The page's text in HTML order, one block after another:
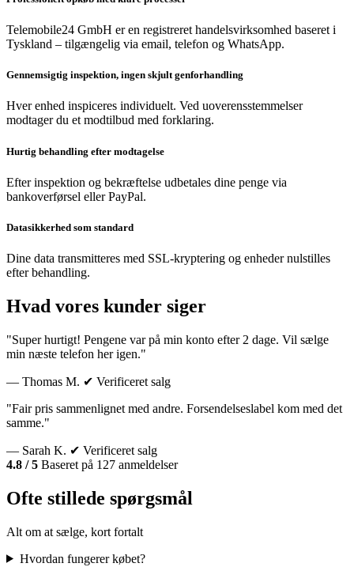
Telemobile24 GmbH er en registreret handelsvirksomhed baseret i
Tyskland – tilgængelig via email, telefon og WhatsApp.
Gennemsigtig inspektion, ingen skjult genforhandling
Hver enhed inspiceres individuelt. Ved uoverensstemmelser
modtager du et modtilbud med forklaring.
Hurtig behandling efter modtagelse
Efter inspektion og bekræftelse udbetales dine penge via
bankoverførsel eller PayPal.
Datasikkerhed som standard
Dine data transmitteres med SSL-kryptering og enheder nulstilles
efter behandling.
Hvad vores kunder siger
"Super hurtigt! Pengene var på min konto efter 2 dage. Vil sælge
min næste telefon her igen."
— Thomas M. ✔ Verificeret salg
"Fair pris sammenlignet med andre. Forsendelseslabel kom med det
samme."
— Sarah K. ✔ Verificeret salg
4.8 / 5 Baseret på 127 anmeldelser
Ofte stillede spørgsmål
Alt om at sælge, kort fortalt
Hvordan fungerer købet?